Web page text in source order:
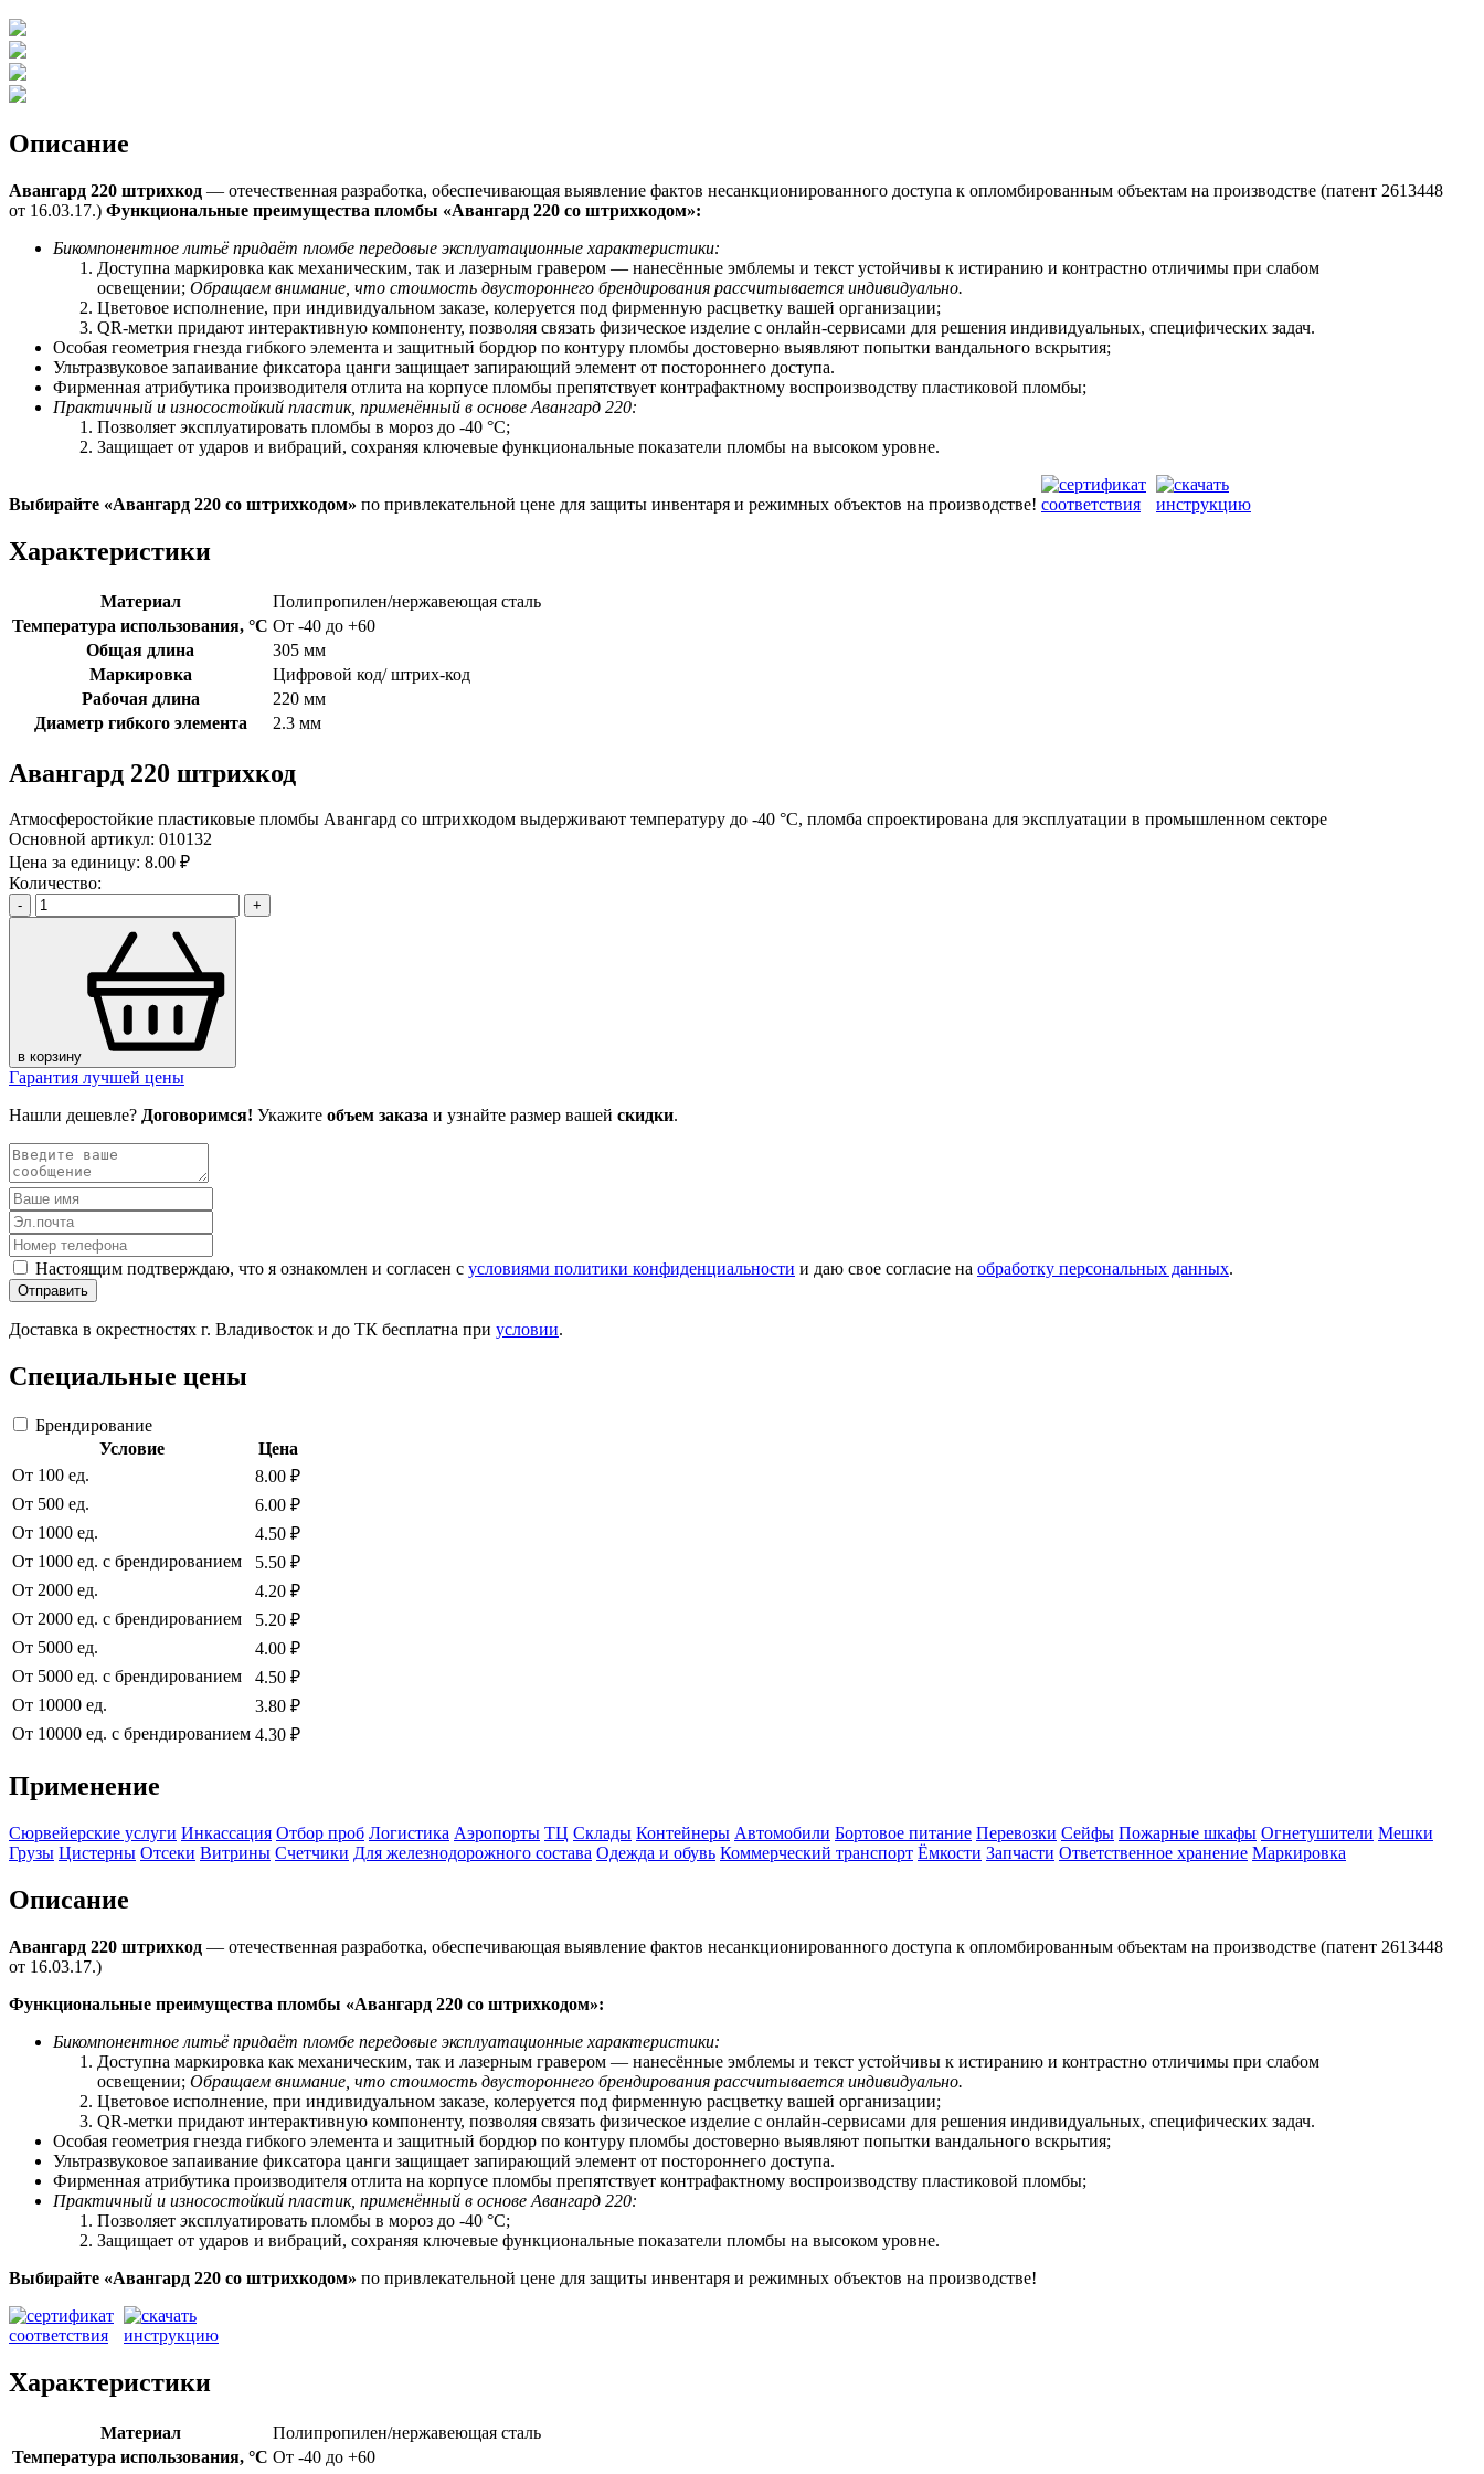
Описание
Авангард 220 штрихкод — отечественная разработка, обеспечивающая выявление фактов несанкционированного доступа к опломбированным объектам на производстве (патент 2613448
от 16.03.17.) Функциональные преимущества пломбы «Авангард 220 со штрихкодом»:
Бикомпонентное литьё придаёт пломбе передовые эксплуатационные характеристики:
Доступна маркировка как механическим, так и лазерным гравером — нанесённые эмблемы и текст устойчивы к истиранию и контрастно отличимы при слабом
освещении; Обращаем внимание, что стоимость двустороннего брендирования рассчитывается индивидуально.
Цветовое исполнение, при индивидуальном заказе, колеруется под фирменную расцветку вашей организации;
QR-метки придают интерактивную компоненту, позволяя связать физическое изделие с онлайн-сервисами для решения индивидуальных, специфических задач.
Особая геометрия гнезда гибкого элемента и защитный бордюр по контуру пломбы достоверно выявляют попытки вандального вскрытия;
Ультразвуковое запаивание фиксатора цанги защищает запирающий элемент от постороннего доступа.
Фирменная атрибутика производителя отлита на корпусе пломбы препятствует контрафактному воспроизводству пластиковой пломбы;
Практичный и износостойкий пластик, применённый в основе Авангард 220:
Позволяет эксплуатировать пломбы в мороз до -40 °С;
Защищает от ударов и вибраций, сохраняя ключевые функциональные показатели пломбы на высоком уровне.
Выбирайте «Авангард 220 со штрихкодом» по привлекательной цене для защиты инвентаря и режимных объектов на производстве!
Характеристики
Материал
Полипропилен/нержавеющая сталь
Температура использования, °C От -40 до +60
Общая длина
305 мм
Маркировка
Цифровой код/ штрих-код
Рабочая длина
220 мм
Диаметр гибкого элемента
2.3 мм
Авангард 220 штрихкод
Атмосферостойкие пластиковые пломбы Авангард со штрихкодом выдерживают температуру до -40 °C, пломба спроектирована для эксплуатации в промышленном секторе
Основной артикул: 010132
Цена за единицу: 8.00 ₽
Количество:
- +
в корзину
Гарантия лучшей цены
Нашли дешевле? Договоримся! Укажите объем заказа и узнайте размер вашей скидки.
Настоящим подтверждаю, что я ознакомлен и согласен с условиями политики конфиденциальности и даю свое согласие на обработку персональных данных.
Отправить
Доставка в окрестностях г. Владивосток и до ТК бесплатна при условии.
Специальные цены
Брендирование
Условие
Цена
От 100 ед.
8.00 ₽
От 500 ед.
6.00 ₽
От 1000 ед.
4.50 ₽
От 1000 ед. с брендированием
5.50 ₽
От 2000 ед.
4.20 ₽
От 2000 ед. с брендированием
5.20 ₽
От 5000 ед.
4.00 ₽
От 5000 ед. с брендированием
4.50 ₽
От 10000 ед.
3.80 ₽
От 10000 ед. с брендированием 4.30 ₽
Применение
Сюрвейерские услуги Инкассация Отбор проб Логистика Аэропорты ТЦ Склады Контейнеры Автомобили Бортовое питание Перевозки Сейфы Пожарные шкафы Огнетушители Мешки
Грузы Цистерны Отсеки Витрины Счетчики Для железнодорожного состава Одежда и обувь Коммерческий транспорт Ёмкости Запчасти Ответственное хранение Маркировка
Описание
Авангард 220 штрихкод — отечественная разработка, обеспечивающая выявление фактов несанкционированного доступа к опломбированным объектам на производстве (патент 2613448
от 16.03.17.)
Функциональные преимущества пломбы «Авангард 220 со штрихкодом»:
Бикомпонентное литьё придаёт пломбе передовые эксплуатационные характеристики:
Доступна маркировка как механическим, так и лазерным гравером — нанесённые эмблемы и текст устойчивы к истиранию и контрастно отличимы при слабом
освещении; Обращаем внимание, что стоимость двустороннего брендирования рассчитывается индивидуально.
Цветовое исполнение, при индивидуальном заказе, колеруется под фирменную расцветку вашей организации;
QR-метки придают интерактивную компоненту, позволяя связать физическое изделие с онлайн-сервисами для решения индивидуальных, специфических задач.
Особая геометрия гнезда гибкого элемента и защитный бордюр по контуру пломбы достоверно выявляют попытки вандального вскрытия;
Ультразвуковое запаивание фиксатора цанги защищает запирающий элемент от постороннего доступа.
Фирменная атрибутика производителя отлита на корпусе пломбы препятствует контрафактному воспроизводству пластиковой пломбы;
Практичный и износостойкий пластик, применённый в основе Авангард 220:
Позволяет эксплуатировать пломбы в мороз до -40 °С;
Защищает от ударов и вибраций, сохраняя ключевые функциональные показатели пломбы на высоком уровне.
Выбирайте «Авангард 220 со штрихкодом» по привлекательной цене для защиты инвентаря и режимных объектов на производстве!
Характеристики
Материал
Полипропилен/нержавеющая сталь
Температура использования, °C От -40 до +60